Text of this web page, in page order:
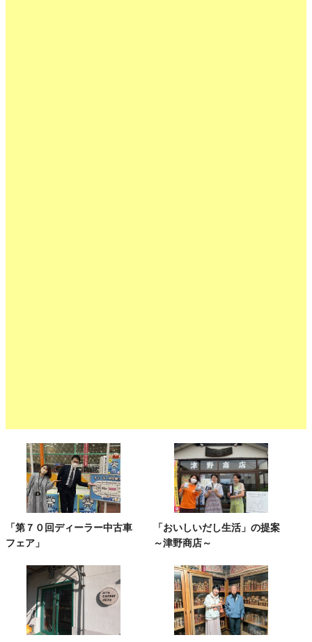
「第７０回ディーラー中古車
フェア」
「おいしいだし生活」の提案
～津野商店～